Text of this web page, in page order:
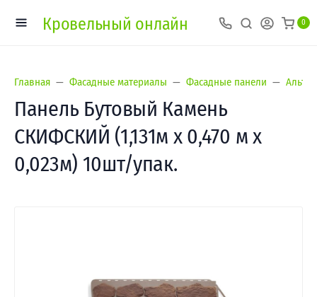
Кровельный онлайн 0
Главная Фасадные материалы Фасадные панели
Панель Бутовый Камень
СКИФСКИЙ (1,131м х 0,470 м х
0,023м) 10шт/упак.